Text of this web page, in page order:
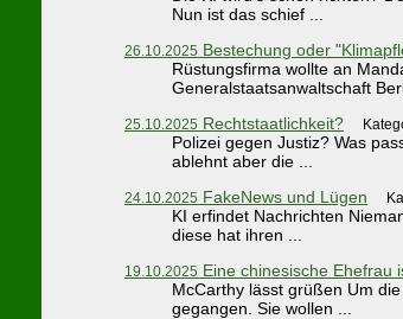
Nun ist das schief ...
26.10.2025 Bestechung oder
Rüstungsfirma wollte an
Generalstaatsanwaltschaft
25.10.2025 Rechtstaatlichkeit?
Polizei gegen Justiz? Was
ablehnt aber die ...
24.10.2025 FakeNews und Lügen
KI erfindet Nachrichten
diese hat ihren ...
19.10.2025 Eine chinesische Ehefrau
McCarthy lässt grüßen Um
gegangen. Sie wollen ...